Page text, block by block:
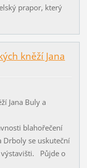
prapor, který
kněží Jana
Jana Buly a
blahořečení
Drboly se uskuteční
Půjde o